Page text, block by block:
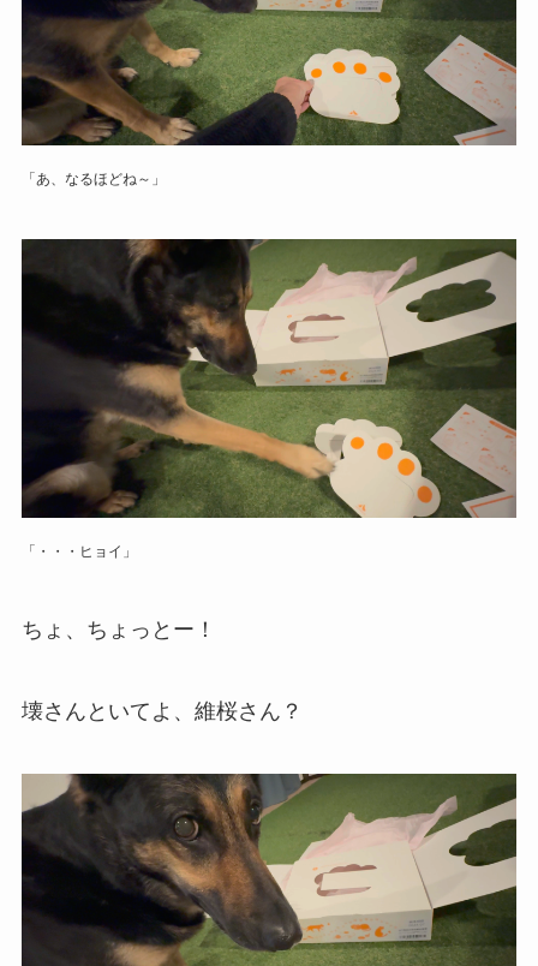
「あ、なるほどね～」
「・・・ヒョイ」
ちょ、ちょっとー！
壊さんといてよ、維桜さん？